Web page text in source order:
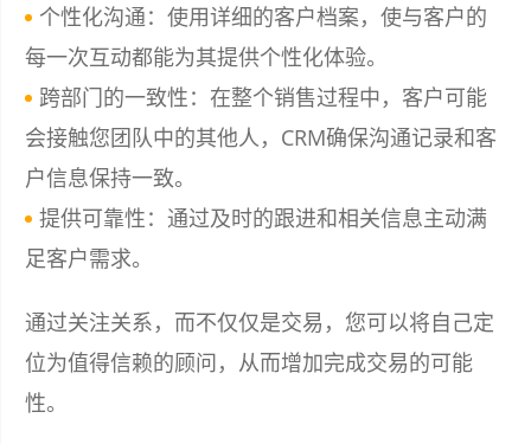
个性化沟通：使用详细的客户档案，使与客户的
每一次互动都能为其提供个性化体验。
跨部门的一致性：在整个销售过程中，客户可能
会接触您团队中的其他人，CRM确保沟通记录和客
户信息保持一致。
提供可靠性：通过及时的跟进和相关信息主动满
足客户需求。
通过关注关系，而不仅仅是交易，您可以将自己定
位为值得信赖的顾问，从而增加完成交易的可能
性。